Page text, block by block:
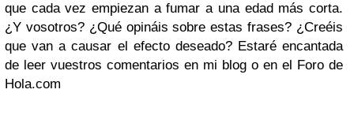
que cada vez empiezan a fumar a una edad más corta.
¿Y vosotros? ¿Qué opináis sobre estas frases? ¿Creéis
que van a causar el efecto deseado? Estaré encantada
de leer vuestros comentarios en mi blog o en el Foro de
Hola.com